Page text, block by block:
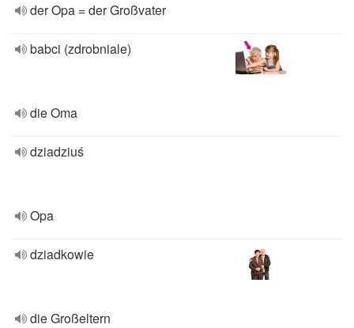
der Opa = der Großvater
babci (zdrobniale)
die Oma
dziadziuś
Opa
dziadkowie
die Großeltern